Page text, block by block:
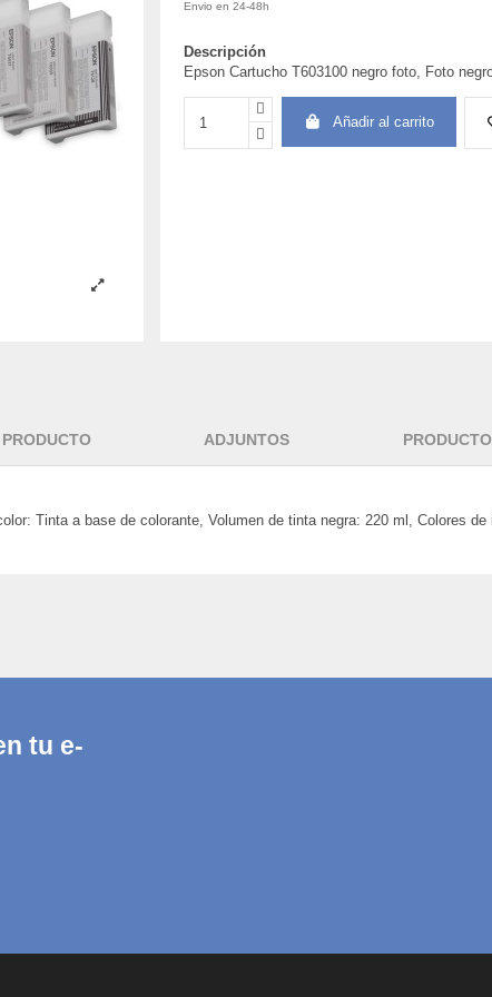
Envio en 24-48h
Descripción
Epson Cartucho T603100 negro foto, Foto
Añadir al carrito
ADJUNTOS
Tinta a base de colorante, Volumen de tinta negra: 220 ml, Colores
tu e-